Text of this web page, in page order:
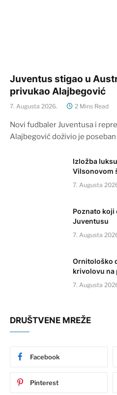
Juventus stigao u
privukao Alajbegović
7. Augusta 2026. 2 Mins Read
Novi fudbaler Juventusa i
Alajbegović doživio je
Izložba
Vilsonovom
7. Augusta
Poznato koji
Juventusu
7. Augusta
Ornitološko
krivolovu na
7. Augusta
DRUŠTVENE MREŽE
Facebook
Pinterest